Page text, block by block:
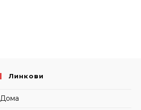
Линкови
Дома